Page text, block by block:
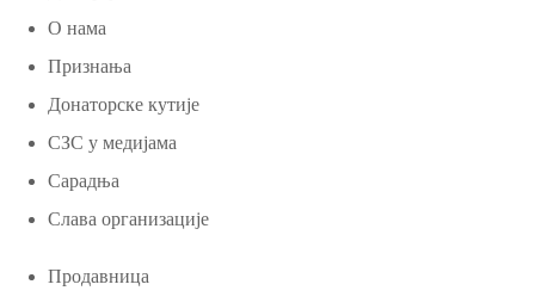
О нама
Признања
Донаторске кутије
СЗС у медијама
Сарадња
Слава организације
Продавница